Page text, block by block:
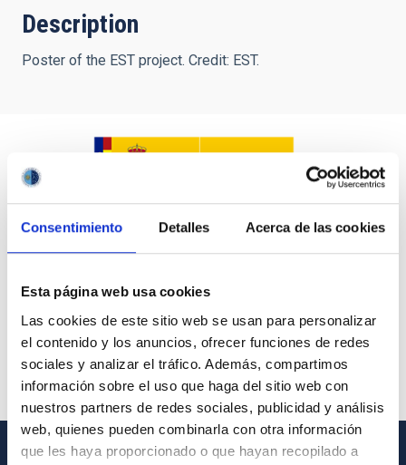
Consentimiento Detalles Acerca de las cookies
Esta página web usa cookies
Las cookies de este sitio web se usan para personalizar
el contenido y los anuncios, ofrecer funciones de redes
sociales y analizar el tráfico. Además, compartimos
información sobre el uso que haga del sitio web con
nuestros partners de redes sociales, publicidad y análisis
web, quienes pueden combinarla con otra información
que les haya proporcionado o que hayan recopilado a
Description
Poster of the EST project. Credit: EST.